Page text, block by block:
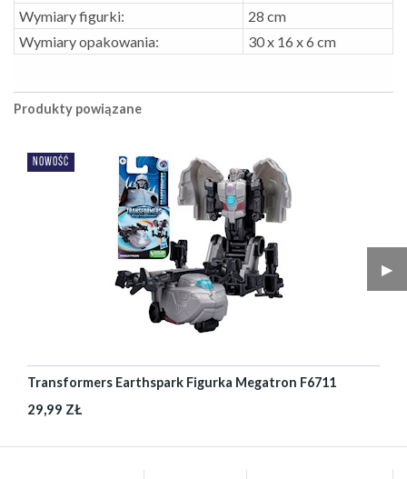
Wymiary figurki:
28 cm
Wymiary opakowania:
30 x 16 x 6 cm
Produkty powiązane
▶︎
NOWOŚĆ
Transformers Earthspark Figurka Megatron F6711
29,99 ZŁ